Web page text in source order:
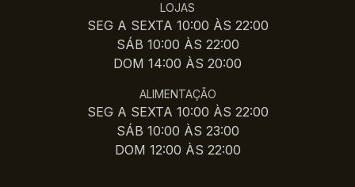
LOJAS
SEG A SEXTA 10:00 ÀS 22:00
SÁB 10:00 ÀS 22:00
DOM 14:00 ÀS 20:00
ALIMENTAÇÃO
SEG A SEXTA 10:00 ÀS 22:00
SÁB 10:00 ÀS 23:00
DOM 12:00 ÀS 22:00